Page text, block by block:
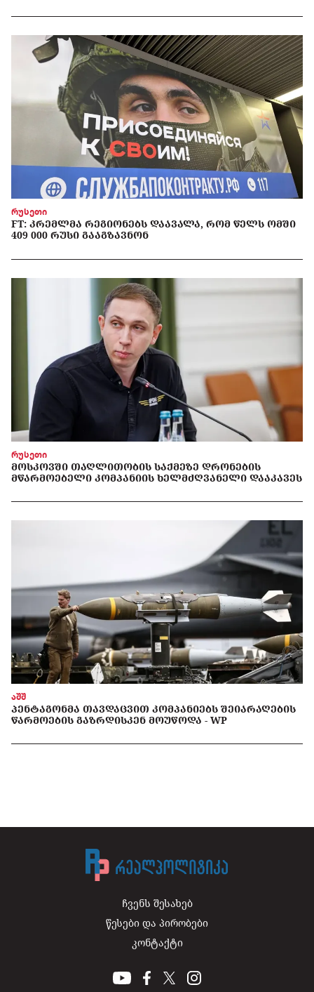
რუსეთი
FT: ᲙᲠᲔᲛᲚᲛᲐ ᲠᲔᲒᲘᲝᲜᲔᲑᲡ ᲓᲐᲐᲕᲐᲚᲐ, ᲠᲝᲛ ᲬᲔᲚᲡ ᲝᲛᲨᲘ
409 000 ᲠᲣᲡᲘ ᲒᲐᲐᲒᲖᲐᲕᲜᲝᲜ
რუსეთი
ᲛᲝᲡᲙᲝᲕᲨᲘ ᲗᲐᲦᲚᲘᲗᲝᲑᲘᲡ ᲡᲐᲥᲛᲔᲖᲔ ᲓᲠᲝᲜᲔᲑᲘᲡ
ᲛᲬᲐᲠᲛᲝᲔᲑᲔᲚᲘ ᲙᲝᲛᲞᲐᲜᲘᲘᲡ ᲮᲔᲚᲛᲫᲦᲕᲐᲜᲔᲚᲘ ᲓᲐᲐᲙᲐᲕᲔᲡ
აშშ
ᲞᲔᲜᲢᲐᲒᲝᲜᲛᲐ ᲗᲐᲕᲓᲐᲪᲕᲘᲗ ᲙᲝᲛᲞᲐᲜᲘᲔᲑᲡ ᲨᲔᲘᲐᲠᲐᲦᲔᲑᲘᲡ
ᲬᲐᲠᲛᲝᲔᲑᲘᲡ ᲒᲐᲖᲠᲓᲘᲡᲙᲔᲜ ᲛᲝᲣᲬᲝᲓᲐ - WP
ჩვენს შესახებ
წესები და პირობები
კონტაქტი